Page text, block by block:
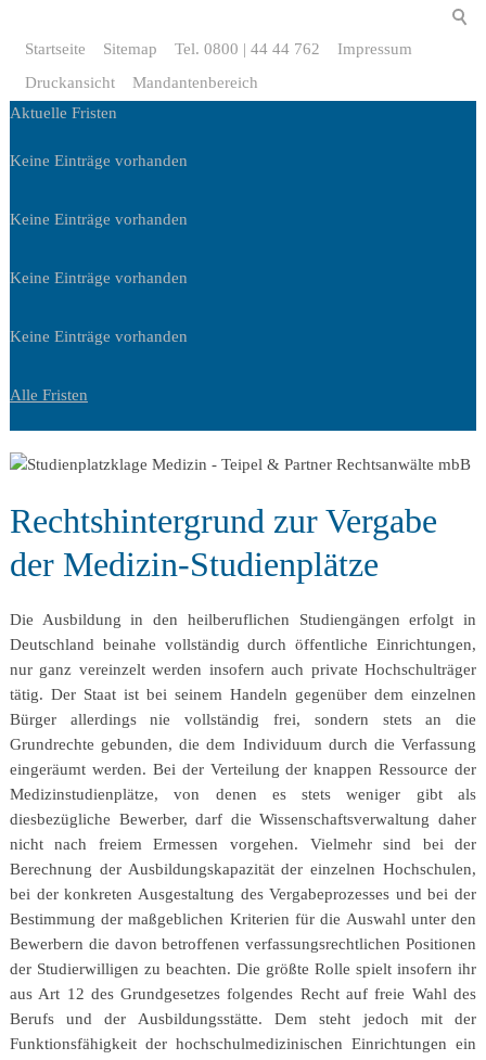
Startseite Sitemap Tel. 0800 | 44 44 762
Impressum
Druckansicht
Mandantenbereich
Aktuelle Fristen
Keine Einträge vorhanden
Keine Einträge vorhanden
Keine Einträge vorhanden
Keine Einträge vorhanden
Alle Fristen
Rechtshintergrund zur Vergabe
der Medizin-Studienplätze
Die Ausbildung in den heilberuflichen Studiengängen erfolgt in
Deutschland beinahe vollständig durch öffentliche Einrichtungen,
nur ganz vereinzelt werden insofern auch private Hochschulträger
tätig. Der Staat ist bei seinem Handeln gegenüber dem einzelnen
Bürger allerdings nie vollständig frei, sondern stets an die
Grundrechte gebunden, die dem Individuum durch die Verfassung
eingeräumt werden. Bei der Verteilung der knappen Ressource der
Medizinstudienplätze, von denen es stets weniger gibt als
diesbezügliche Bewerber, darf die Wissenschaftsverwaltung daher
nicht nach freiem Ermessen vorgehen. Vielmehr sind bei der
Berechnung der Ausbildungskapazität der einzelnen Hochschulen,
bei der konkreten Ausgestaltung des Vergabeprozesses und bei der
Bestimmung der maßgeblichen Kriterien für die Auswahl unter den
Bewerbern die davon betroffenen verfassungsrechtlichen Positionen
der Studierwilligen zu beachten. Die größte Rolle spielt insofern ihr
aus Art 12 des Grundgesetzes folgendes Recht auf freie Wahl des
Berufs und der Ausbildungsstätte. Dem steht jedoch mit der
Funktionsfähigkeit der hochschulmedizinischen Einrichtungen ein